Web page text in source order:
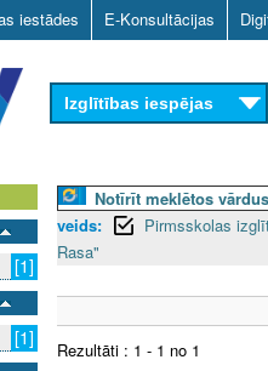
Skip
to
main
content
iestādes E-Konsultācijas
Izglītības iespējas
[1]
[1]
Notīrīt meklētos
veids:
Pirmsskolas
Rasa"
Rezultāti : 1 - 1 no 1